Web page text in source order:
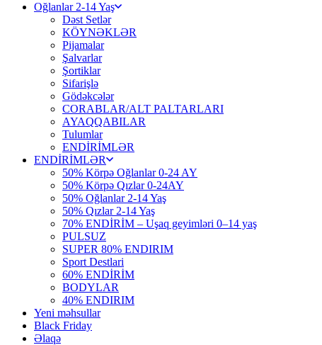
Oğlanlar 2-14 Yaş
Dəst Setlər
KÖYNƏKLƏR
Pijamalar
Şalvarlar
Şortiklar
Sifarişlə
Gödəkcələr
CORABLAR/ALT PALTARLARI
AYAQQABILAR
Tulumlar
ENDİRİMLƏR
ENDİRİMLƏR
50% Körpə Oğlanlar 0-24 AY
50% Körpə Qızlar 0-24AY
50% Oğlanlar 2-14 Yaş
50% Qızlar 2-14 Yaş
70% ENDİRİM – Uşaq geyimləri 0–14 yaş
PULSUZ
SUPER 80% ENDIRIM
Sport Destlari
60% ENDİRİM
BODYLAR
40% ENDIRIM
Yeni məhsullar
Black Friday
Əlaqə